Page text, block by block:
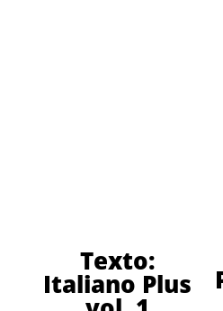
Texto:
Italiano Plus